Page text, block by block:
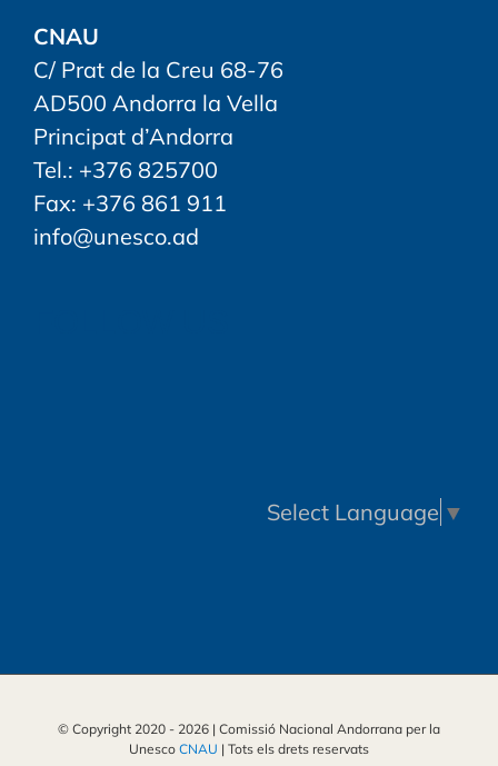
CNAU
C/ Prat de la Creu 68-76
AD500 Andorra la Vella
Principat d’Andorra
Tel.: +376 825700
Fax: +376 861 911
info@unesco.ad
Select Language ▼
© Copyright 2020 - 2026 | Comissió Nacional Andorrana per la
Unesco CNAU | Tots els drets reservats